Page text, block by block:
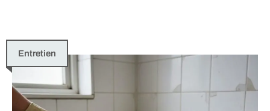
Entretien